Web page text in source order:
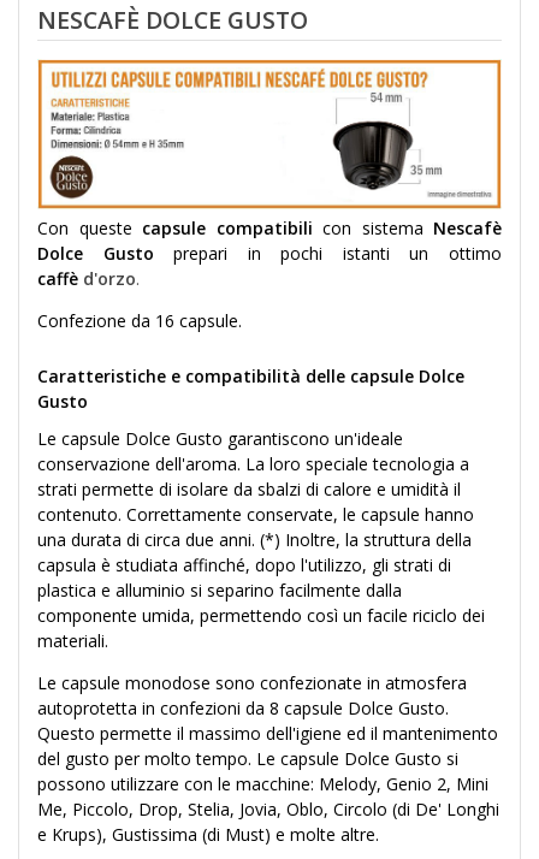
NESCAFÈ DOLCE GUSTO
Con queste capsule compatibili con sistema Nescafè
Dolce Gusto prepari in pochi istanti un ottimo
caffè d'orzo.
Confezione da 16 capsule.
Caratteristiche e compatibilità delle capsule Dolce
Gusto
Le capsule Dolce Gusto garantiscono un'ideale
conservazione dell'aroma. La loro speciale tecnologia a
strati permette di isolare da sbalzi di calore e umidità il
contenuto. Correttamente conservate, le capsule hanno
una durata di circa due anni. (*) Inoltre, la struttura della
capsula è studiata affinché, dopo l'utilizzo, gli strati di
plastica e alluminio si separino facilmente dalla
componente umida, permettendo così un facile riciclo dei
materiali.
Le capsule monodose sono confezionate in atmosfera
autoprotetta in confezioni da 8 capsule Dolce Gusto.
Questo permette il massimo dell'igiene ed il mantenimento
del gusto per molto tempo. Le capsule Dolce Gusto si
possono utilizzare con le macchine: Melody, Genio 2, Mini
Me, Piccolo, Drop, Stelia, Jovia, Oblo, Circolo (di De' Longhi
e Krups), Gustissima (di Must) e molte altre.